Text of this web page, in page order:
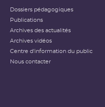
Dossiers pédagogiques
Publications
Archives des actualités
Archives vidéos
Centre d'information du public
Nous contacter